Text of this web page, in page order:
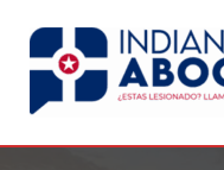
content